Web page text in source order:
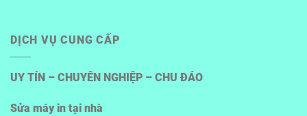
DỊCH VỤ CUNG CẤP
UY TÍN – CHUYÊN NGHIỆP – CHU ĐÁO
Sửa máy in tại nhà